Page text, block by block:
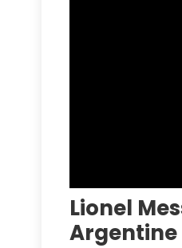
Lionel
Argentine